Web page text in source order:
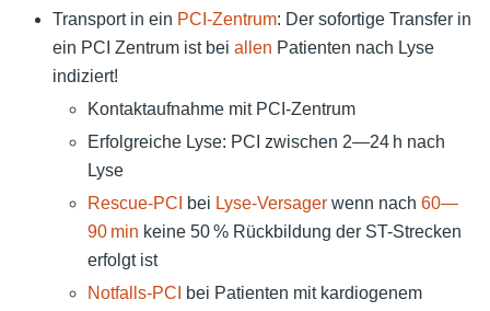
Transport in ein PCI-Zentrum: Der sofortige Transfer in
ein PCI Zentrum ist bei allen Patienten nach Lyse
indiziert!
Kontaktaufnahme mit PCI-Zentrum
Erfolgreiche Lyse: PCI zwischen 2—24 h nach
Lyse
Rescue-PCI
bei Lyse-Versager wenn nach 60—
90 min keine 50 % Rückbildung der ST-Strecken
erfolgt ist
Notfalls-PCI
bei Patienten mit kardiogenem